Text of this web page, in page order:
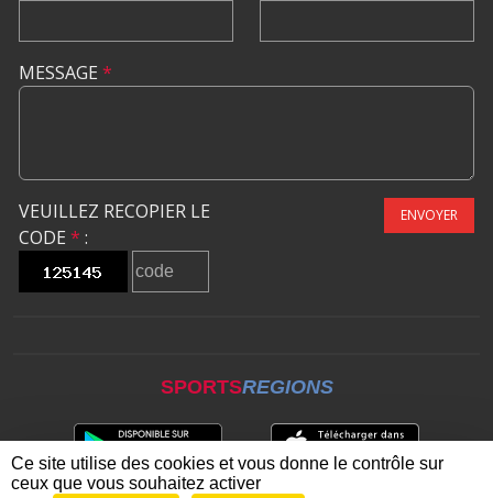
MESSAGE *
VEUILLEZ RECOPIER LE
CODE * :
ENVOYER
SPORTSREGIONS
Ce site utilise des cookies et vous donne le contrôle sur
ceux que vous souhaitez activer